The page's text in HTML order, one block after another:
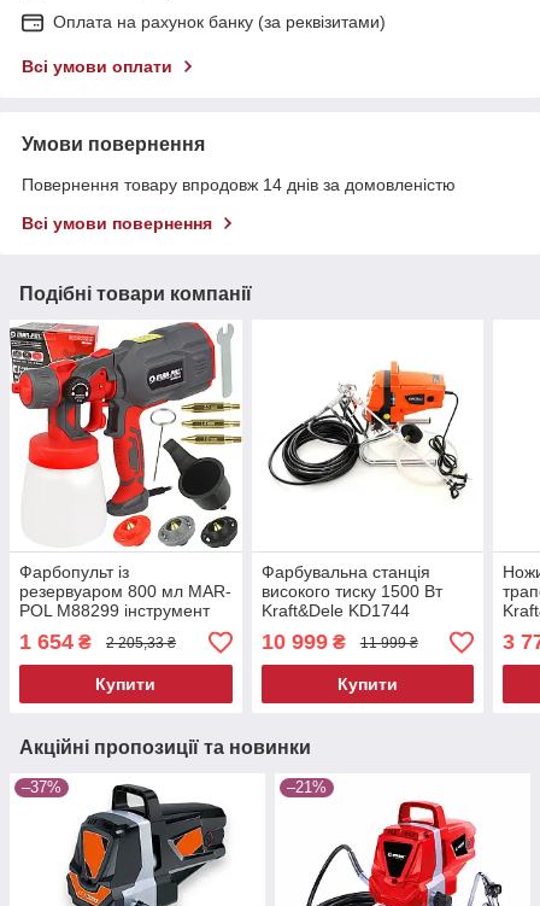
Оплата на рахунок банку (за реквізитами)
Всі умови оплати
Умови повернення
Повернення товару впродовж 14 днів за домовленістю
Всі умови повернення
Подібні товари компанії
Фарбопульт із
резервуаром 800 мл MAR-
POL M88299 інструмент
для фарбування стін та
стель
1 654 ₴ 2 205,33 ₴
Купити
Фарбувальна станція
високого тиску 1500 Вт
Kraft&Dele KD1744
фарбувальна станція
10 999₴ 11 999 ₴
Купити
3
Акційні пропозиції та новинки
–37% –21%